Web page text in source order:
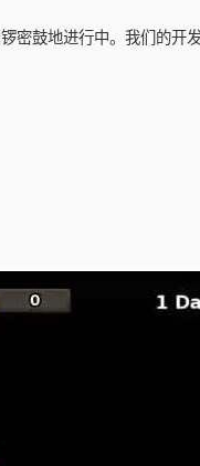
密鼓地进行中。我们的